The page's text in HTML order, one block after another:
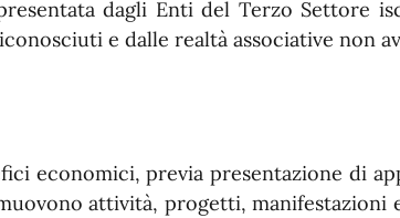
dagli Enti del Terzo Settore
e dalle realtà associative non
economici, previa presentazione di
attività, progetti, manifestazioni